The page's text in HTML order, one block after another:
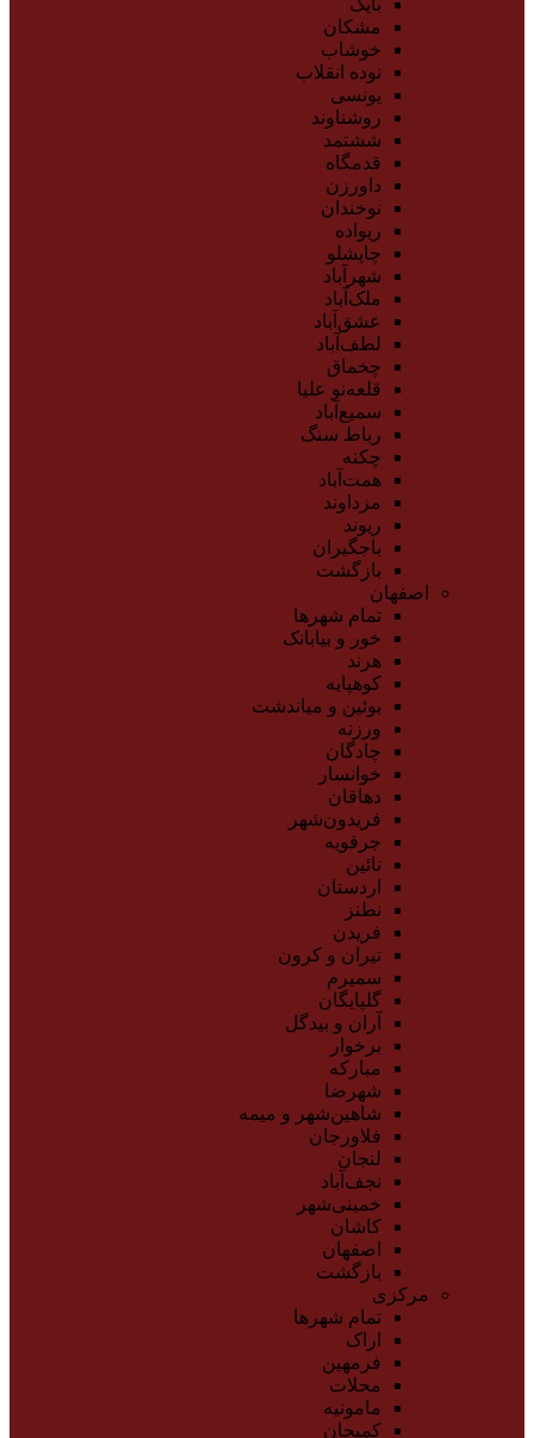
مشکان
خوشاب
نوده انقلاب
یونسی
روشناوند
ششتمد
قدمگاه
داورزن
نوخندان
ریواده
چاپشلو
شهرآباد
ملک‌آباد
عشق‌آباد
لطف‌آباد
چخماق
قلعه‌نو علیا
سمیع‌آباد
رباط سنگ
چکنه
همت‌آباد
مزداوند
ریوند
باجگیران
بازگشت
اصفهان
تمام شهر‌ها
خور و بیابانک
هرند
کوهپایه
بوئین و میاندشت
ورزنه
چادگان
خوانسار
دهاقان
فریدون‌شهر
جرقویه
نائین
اردستان
نطنز
فریدن
تیران و کرون
سمیرم
گلپایگان
آران و بیدگل
برخوار
مبارکه
شهرضا
شاهین‌شهر و میمه
فلاورجان
لنجان
نجف‌آباد
خمینی‌شهر
کاشان
اصفهان
بازگشت
مرکزی
تمام شهر‌ها
اراک
فرمهین
محلات
مامونیه
کمیجان